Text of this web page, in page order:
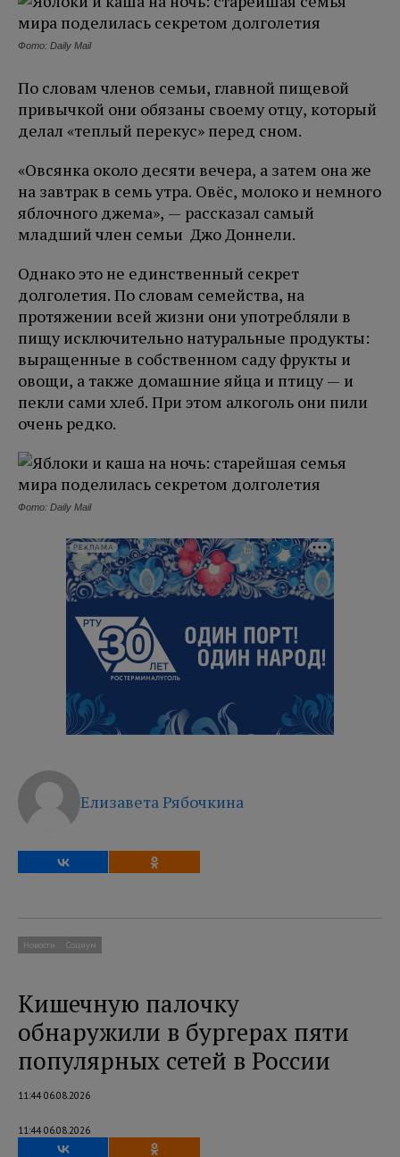
Фото: Daily Mail
По словам членов семьи, главной пищевой
привычкой они обязаны своему отцу, который
делал «теплый перекус» перед сном.
«Овсянка около десяти вечера, а затем она же
на завтрак в семь утра. Овёс, молоко и немного
яблочного джема», — рассказал самый
младший член семьи Джо Доннели.
Однако это не единственный секрет
долголетия. По словам семейства, на
протяжении всей жизни они употребляли в
пищу исключительно натуральные продукты:
выращенные в собственном саду фрукты и
овощи, а также домашние яйца и птицу — и
пекли сами хлеб. При этом алкоголь они пили
очень редко.
Фото: Daily Mail
РЕКЛАМА
Елизавета Рябочкина
Новости Социум
Кишечную палочку
обнаружили в бургерах пяти
популярных сетей в России
11:44 06.08.2026
11:44 06.08.2026